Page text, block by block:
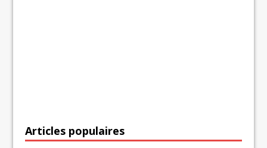
Articles populaires